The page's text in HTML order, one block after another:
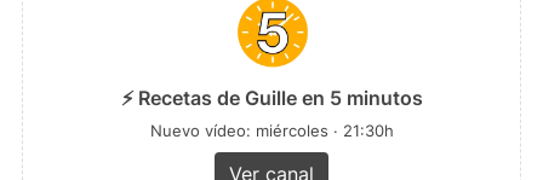
⚡ Recetas de Guille en 5 minutos
Nuevo vídeo: miércoles · 21:30h
Ver canal